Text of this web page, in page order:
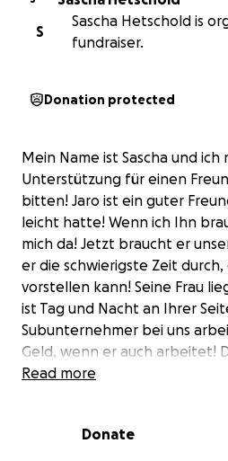
S
Sascha Hetschold is
fundraiser.
Donation protected
Mein Name ist Sascha und
Unterstützung für einen
bitten! Jaro ist ein guter
leicht hatte! Wenn ich Ihn
mich da! Jetzt braucht er
er die schwierigste Zeit durch,
vorstellen kann! Seine Frau
ist Tag und Nacht an Ihrer
Subunternehmer bei uns
Geld, wenn er auch arbeitet!
Wochen,Tagen und Stunden
und noch kommen werden
Read more
Donate